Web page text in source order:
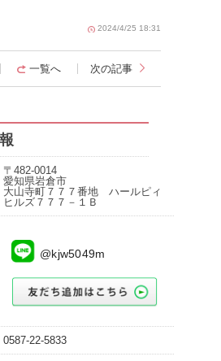
2024/4/25 18:31
一覧へ 次の記事
〒482-0014
愛知県岩倉市
大山寺町７７７番地 ハールピィ
ヒルズ７７７－１Ｂ
@kjw5049m
0587-22-5833